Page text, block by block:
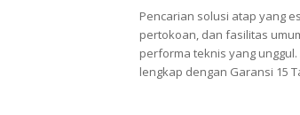
Pencarian solusi atap yang
pertokoan, dan fasilitas
performa teknis yang
lengkap dengan Garansi 15